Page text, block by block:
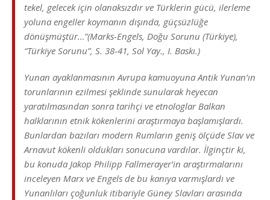
tekel, gelecek için olanaksızdır ve Türklerin gücü, ilerleme
yoluna engeller koymanın dışında, güçsüzlüğe
dönüşmüştür…”(Marks-Engels, Doğu Sorunu (Türkiye),
“Türkiye Sorunu”, S. 38-41, Sol Yay., I. Baskı.)
Yunan ayaklanmasının Avrupa kamuoyuna Antik Yunan’ın
torunlarının ezilmesi şeklinde sunularak heyecan
yaratılmasından sonra tarihçi ve etnologlar Balkan
halklarının etnik kökenlerini araştırmaya başlamışlardı.
Bunlardan bazıları modern Rumların geniş ölçüde Slav ve
Arnavut kökenli oldukları sonucuna vardılar. İlginçtir ki,
bu konuda Jakop Philipp Fallmerayer’in araştırmalarını
inceleyen Marx ve Engels de bu kanıya varmışlardı ve
Yunanlıları çoğunluk itibariyle Güney Slavları arasında